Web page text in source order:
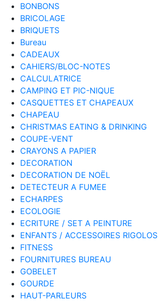
BONBONS
BRICOLAGE
BRIQUETS
Bureau
CADEAUX
CAHIERS/BLOC-NOTES
CALCULATRICE
CAMPING ET PIC-NIQUE
CASQUETTES ET CHAPEAUX
CHAPEAU
CHRISTMAS EATING & DRINKING
COUPE-VENT
CRAYONS A PAPIER
DECORATION
DECORATION DE NOËL
DETECTEUR A FUMEE
ECHARPES
ECOLOGIE
ECRITURE / SET A PEINTURE
ENFANTS / ACCESSOIRES RIGOLOS
FITNESS
FOURNITURES BUREAU
GOBELET
GOURDE
HAUT-PARLEURS